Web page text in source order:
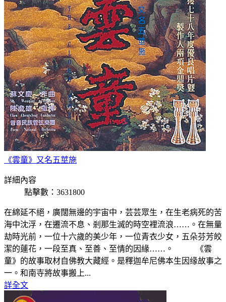
《雲童》又名五莖施
詳細內容
點擊數：3631800
在綿延不絕，廣闊無邊的宇宙中，芸芸眾生，在生老病死的苦
海中沈浮，在遷流不息、剎那生滅的時空裡流浪……。在無量
劫時光前，一位十六歲的美少年，一位青衣少女，五朵芬芳皎
潔的蓮花，一段至真、至善、至情的因緣……。 《雲
童》的故事取材自佛教大藏經。是釋迦牟尼佛本生因缘故事之
一。和南寺將故事搬上...
詳全文